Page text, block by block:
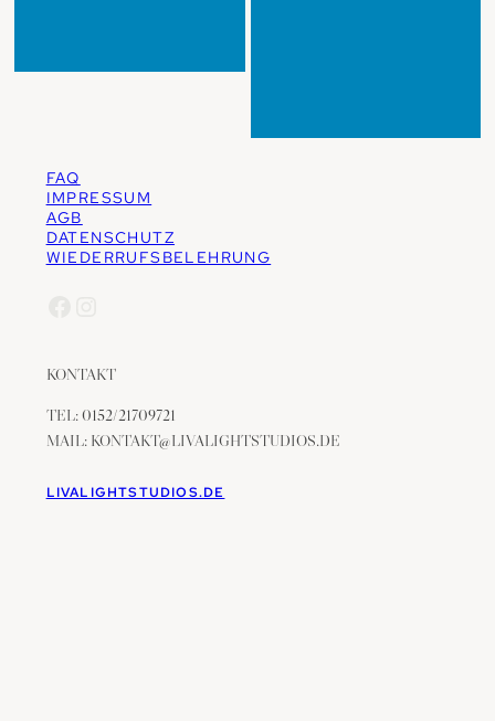
FAQ
IMPRESSUM
AGB
DATENSCHUTZ
WIEDERRUFSBELEHRUNG
KONTAKT
TEL: 0152/21709721
MAIL: KONTAKT@LIVALIGHTSTUDIOS.DE
LIVALIGHTSTUDIOS.DE